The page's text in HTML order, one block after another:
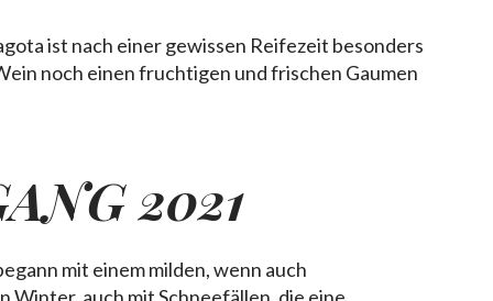
ist nach einer gewissen Reifezeit besonders
noch einen fruchtigen und frischen Gaumen
2021
mit einem milden, wenn auch